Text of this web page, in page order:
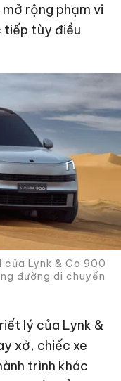
rộng phạm vi
tiếp tùy điều
Lynk & Co 900
đường di chuyển
lý của Lynk &
xở, chiếc xe
trình khác